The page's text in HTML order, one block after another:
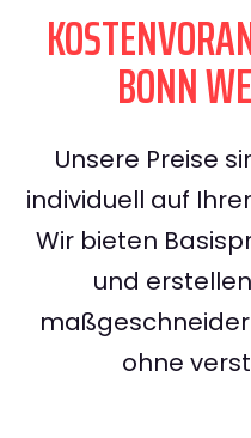
BONN
Unsere Preise
individuell auf
Wir bieten
und
ohne